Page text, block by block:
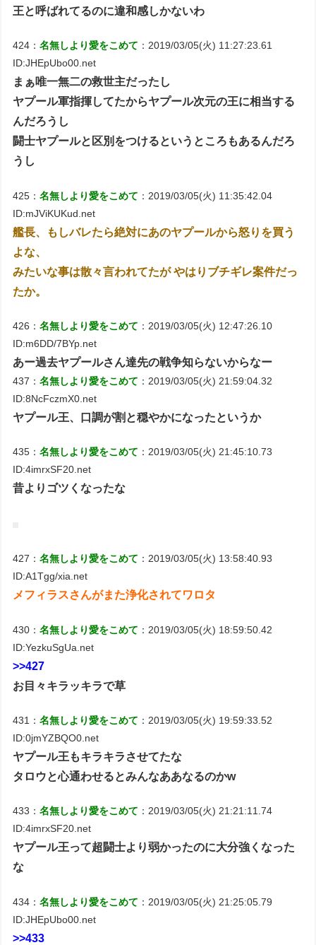
王と呼ばれてるのに違和感しかないわ
424：名無しより愛をこめて ：2019/03/05(火) 11:27:23.61
ID:JHEpUbo00.net
まぁ唯一無二の救世主だったし
ヤプール軍指揮してたからヤプール次元の王に相当する
んだろうし
闘士ヤプールと区別をつけるというところもあるんだろ
うし
425：名無しより愛をこめて ：2019/03/05(火) 11:35:42.04
ID:mJViKUKud.net
艦長、もしバレたら絶対にあのヤプールから怒りを買う
よな、
みたいな事は散々言われてたが やはりブチギレ案件だっ
たか。
426：名無しより愛をこめて ：2019/03/05(火) 12:47:26.10
ID:m6DD/7BYp.net
あー過去ヤプールさん達先の戦争知らないからなー
437：名無しより愛をこめて ：2019/03/05(火) 21:59:04.32
ID:8NcFczmX0.net
ヤプール王、口調が割と穏やかになったというか
435：名無しより愛をこめて ：2019/03/05(火) 21:45:10.73
ID:4imrxSF20.net
昔よりゴツくなったな
427：名無しより愛をこめて ：2019/03/05(火) 13:58:40.93
ID:A1Tgg/xia.net
メフィラスさんがまた浄化されてワロタ
430：名無しより愛をこめて ：2019/03/05(火) 18:59:50.42
ID:YezkuSgUa.net
>>427
お目々キラッキラで草
431：名無しより愛をこめて ：2019/03/05(火) 19:59:33.52
ID:0jmYZBQO0.net
ヤプール王もキラキラさせてたな
タロウと心通わせるとみんなああなるのかw
433：名無しより愛をこめて ：2019/03/05(火) 21:21:11.74
ID:4imrxSF20.net
ヤプール王って超闘士より弱かったのに大分強くなった
な
434：名無しより愛をこめて ：2019/03/05(火) 21:25:05.79
ID:JHEpUbo00.net
>>433